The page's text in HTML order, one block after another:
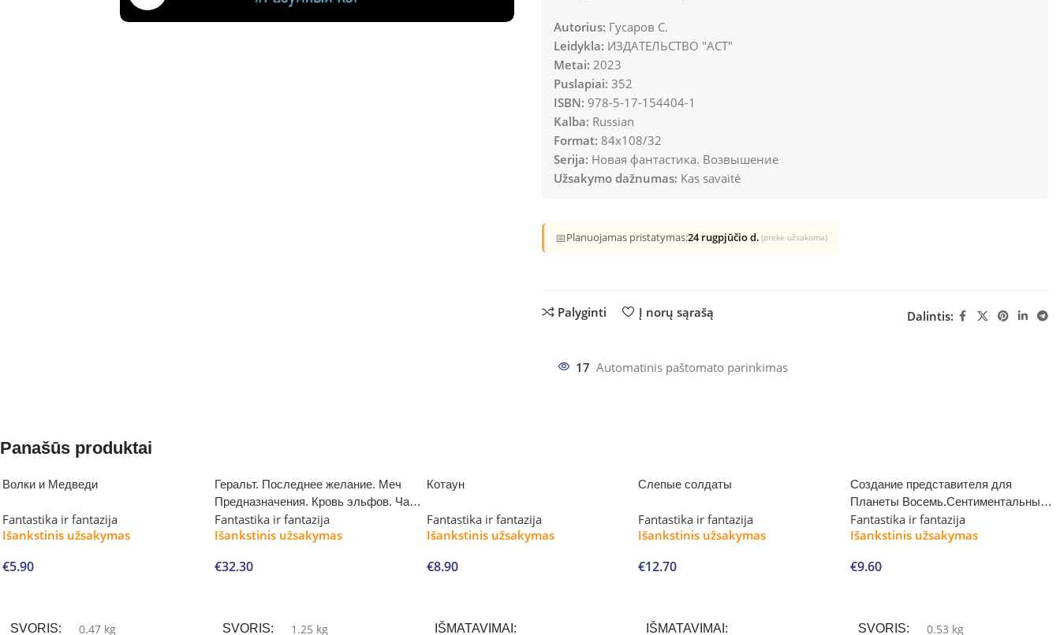
Autorius: Гусаров С.
Leidykla: ИЗДАТЕЛЬСТВО "АСТ"
Metai: 2023
Puslapiai: 352
ISBN: 978-5-17-154404-1
Kalba: Russian
Format: 84x108/32
Serija: Новая фантастика. Возвышение
Užsakymo dažnumas: Kas savaitė
📅Planuojamas pristatymas:24 rugpjūčio d. (prekė užsakoma)
Palyginti Į norų sąrašą Dalintis:
17 Automatinis paštomato parinkimas
Panašūs produktai
Волки и Медведи
Fantastika ir fantazija
Išankstinis užsakymas
€5.90
SVORIS 0.47 kg
Геральт. Последнее желание. Меч
Предназначения. Кровь эльфов. Час
Презрения
Fantastika ir fantazija
Išankstinis užsakymas
€32.30
SVORIS 1.25 kg
Котаун
Fantastika ir fantazija
Išankstinis užsakymas
€8.90
IŠMATAVIMAI
Слепые солдаты
Fantastika ir fantazija
Išankstinis užsakymas
€12.70
IŠMATAVIMAI
Создание представителя для
Планеты Восемь.Сентиментальные
агенты в Империи Волиен
Fantastika ir fantazija
Išankstinis užsakymas
€9.60
SVORIS 0.53 kg